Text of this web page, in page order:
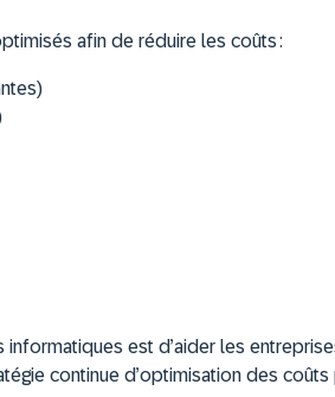
afin de réduire les coûts :
est d’aider les
continue d’optimisation des coûts